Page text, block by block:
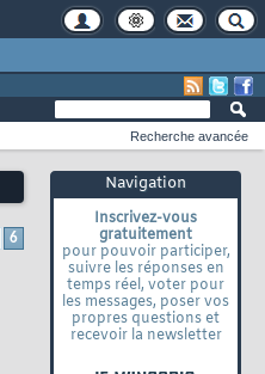
Navigation
Inscrivez-vous
gratuitement
pour pouvoir participer,
suivre les réponses en
temps réel, voter pour
les messages, poser vos
propres questions et
recevoir la newsletter
Recherche avancée
6